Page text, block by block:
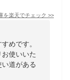
を楽天でチェック >>
めです。
使いいた
道がある